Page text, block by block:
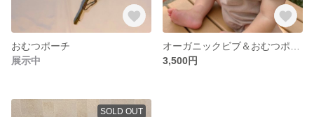
おむつポーチ
展示中
3,500円
SOLD OUT